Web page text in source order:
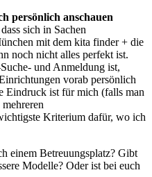
persönlich anschauen
sich in Sachen
mit dem kita finder + die
noch nicht alles perfekt ist.
und Anmeldung ist,
vorab persönlich
Eindruck ist für mich (falls man
Kriterium dafür, wo ich
einem Betreuungsplatz? Gibt
Modelle? Oder ist bei euch